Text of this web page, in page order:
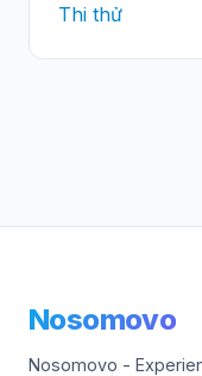
Thi thử
Nosomovo
Nosomovo -